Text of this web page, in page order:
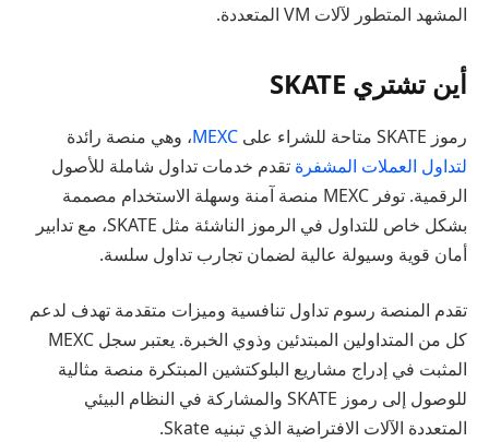
المشهد المتطور لآلات VM المتعددة.
أين تشتري SKATE
رموز SKATE متاحة للشراء على MEXC، وهي منصة رائدة
لتداول العملات المشفرة تقدم خدمات تداول شاملة للأصول
الرقمية. توفر MEXC منصة آمنة وسهلة الاستخدام مصممة
بشكل خاص للتداول في الرموز الناشئة مثل SKATE، مع تدابير
أمان قوية وسيولة عالية لضمان تجارب تداول سلسة.
تقدم المنصة رسوم تداول تنافسية وميزات متقدمة تهدف لدعم
كل من المتداولين المبتدئين وذوي الخبرة. يعتبر سجل MEXC
المثبت في إدراج مشاريع البلوكتشين المبتكرة منصة مثالية
للوصول إلى رموز SKATE والمشاركة في النظام البيئي
المتعددة الآلات الافتراضية الذي تبنيه Skate.